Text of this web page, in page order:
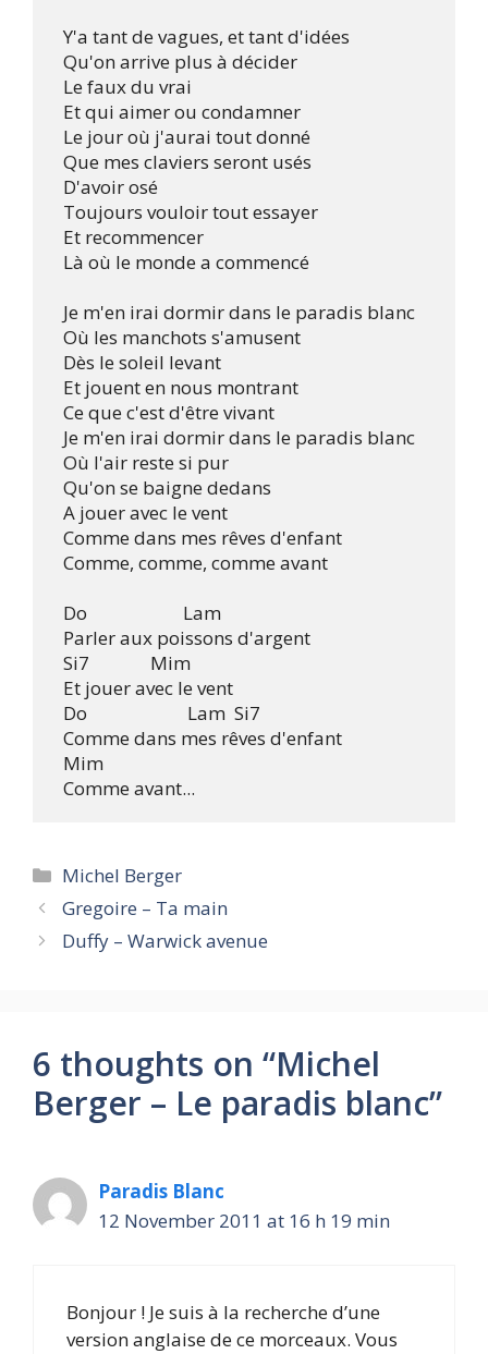
  Y'a tant de vagues, et tant d'idées
  Qu'on arrive plus à décider
  Le faux du vrai
  Et qui aimer ou condamner
  Le jour où j'aurai tout donné
  Que mes claviers seront usés
  D'avoir osé
  Toujours vouloir tout essayer
  Et recommencer
  Là où le monde a commencé
  Je m'en irai dormir dans le paradis blanc
  Où les manchots s'amusent
  Dès le soleil levant
  Et jouent en nous montrant
  Ce que c'est d'être vivant
  Je m'en irai dormir dans le paradis blanc
  Où l'air reste si pur
  Qu'on se baigne dedans
  A jouer avec le vent
  Comme dans mes rêves d'enfant
  Comme, comme, comme avant
  Do                      Lam
  Parler aux poissons d'argent
  Si7              Mim
  Et jouer avec le vent
  Do                       Lam  Si7
  Comme dans mes rêves d'enfant
  Mim
  Comme avant...
Categories
Michel Berger
Gregoire – Ta main
Duffy – Warwick avenue
6 thoughts on “Michel
Berger – Le paradis blanc”
Paradis Blanc
12 November 2011 at 16 h 19 min
Bonjour ! Je suis à la recherche d’une
version anglaise de ce morceaux. Vous